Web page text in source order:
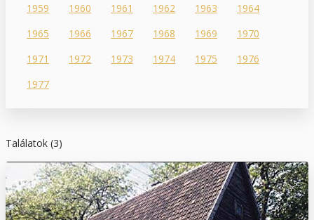
Találatok (3)
1959
1960 1961 1962 1963
1964
1965
1966 1967 1968 1969
1970
1971
1972 1973 1974 1975
1976
1977